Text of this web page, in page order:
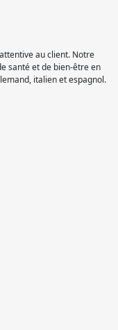
au client. Notre
santé et de bien-être en
italien et espagnol.